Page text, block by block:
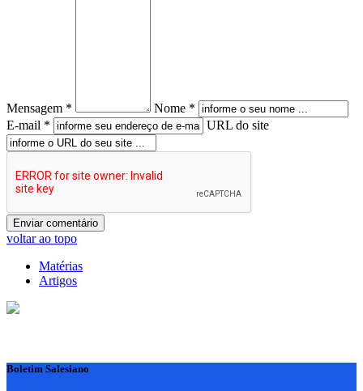
Mensagem *
Nome *
E-mail *
URL do site
voltar ao topo
Matérias
Artigos
Boletim Salesiano